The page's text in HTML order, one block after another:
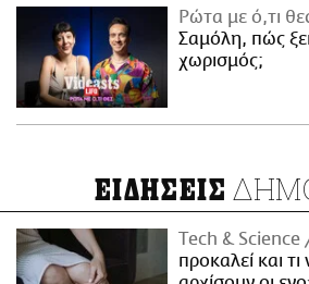
Ρώτα με ό,τι
Σαμόλη, πώς
χωρισμός;
ΕΙΔΗΣΕΙΣ
Τech & Science
προκαλεί και